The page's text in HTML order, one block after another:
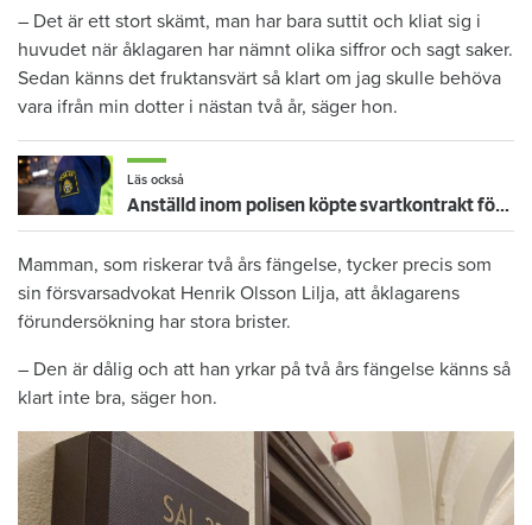
– Det är ett stort skämt, man har bara suttit och kliat sig i
huvudet när åklagaren har nämnt olika siffror och sagt saker.
Sedan känns det fruktansvärt så klart om jag skulle behöva
vara ifrån min dotter i nästan två år, säger hon.
Läs också
Anställd inom polisen köpte svartkontrakt för halv miljon
Mamman, som riskerar två års fängelse, tycker precis som
sin försvarsadvokat Henrik Olsson Lilja, att åklagarens
förundersökning har stora brister.
– Den är dålig och att han yrkar på två års fängelse känns så
klart inte bra, säger hon.